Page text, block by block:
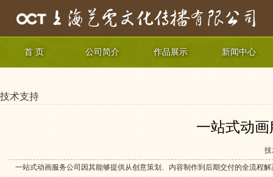
首 页 公司简介 作品展示 新闻中心
技术支持
一站式动
技
一站式动画服务公司因其能够提供从创意策划、内容制作到后期交付的全流程